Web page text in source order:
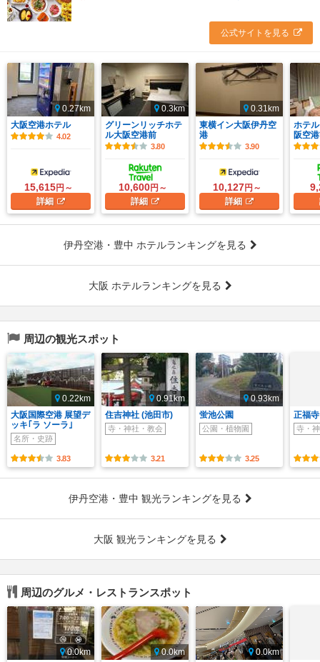
公式サイトを見る
0.27km
大阪空港ホテル
4.02
15,615円～
詳細
0.3km
グリーンリッチホテ
ル大阪空港前
3.80
10,600円～
詳細
0.31km
東横イン大阪伊丹空
港
3.90
10,127円～
詳細
ホテ
阪空
伊丹空港・豊中 ホテルランキングを見る
大阪 ホテルランキングを見る
周辺の観光スポット
0.22km
大阪国際空港 展望デ
ッキ｢ラ ソーラ｣
名所・史跡
3.83
0.91km
住吉神社 (池田市)
寺・神社・教会
3.21
0.93km
蛍池公園
公園・植物園
3.25
正福寺
寺・
伊丹空港・豊中 観光ランキングを見る
大阪 観光ランキングを見る
周辺のグルメ・レストランスポット
0.0km
0.0km
0.0km